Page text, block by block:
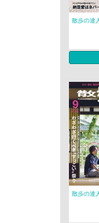
散歩の達
散歩の達